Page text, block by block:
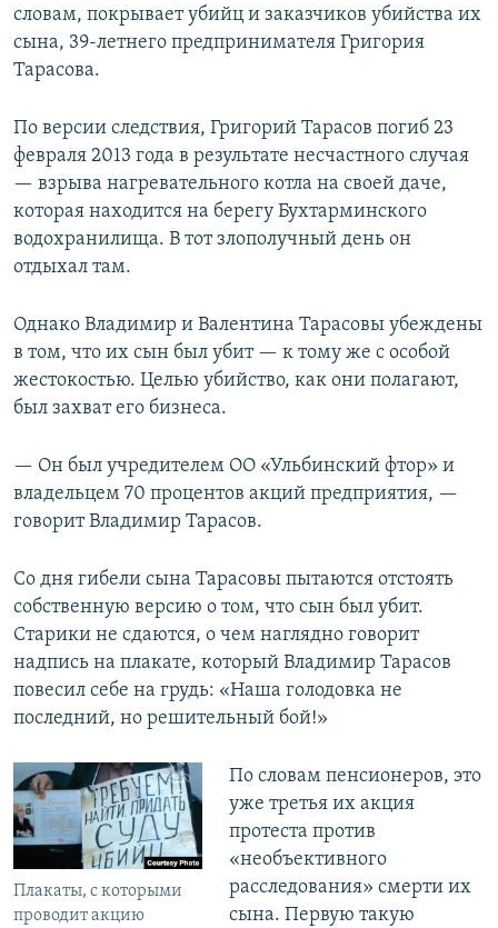
словам, покрывает убийц и заказчиков убийства их
сына, 39-летнего предпринимателя Григория
Тарасова.
По версии следствия, Григорий Тарасов погиб 23
февраля 2013 года в результате несчастного случая
— взрыва нагревательного котла на своей даче,
которая находится на берегу Бухтарминского
водохранилища. В тот злополучный день он
отдыхал там.
Однако Владимир и Валентина Тарасовы убеждены
в том, что их сын был убит — к тому же с особой
жестокостью. Целью убийство, как они полагают,
был захват его бизнеса.
— Он был учредителем ОО «Ульбинский фтор» и
владельцем 70 процентов акций предприятия, —
говорит Владимир Тарасов.
Со дня гибели сына Тарасовы пытаются отстоять
собственную версию о том, что сын был убит.
Старики не сдаются, о чем наглядно говорит
надпись на плакате, который Владимир Тарасов
повесил себе на грудь: «Наша голодовка не
последний, но решительный бой!»
Плакаты, с которыми
проводит акцию
По словам пенсионеров, это
уже третья их акция
протеста против
«необъективного
расследования» смерти их
сына. Первую такую